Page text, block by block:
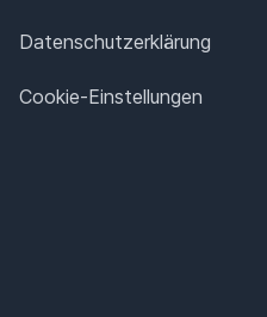
Datenschutz­erklärung
Cookie-Einstellungen